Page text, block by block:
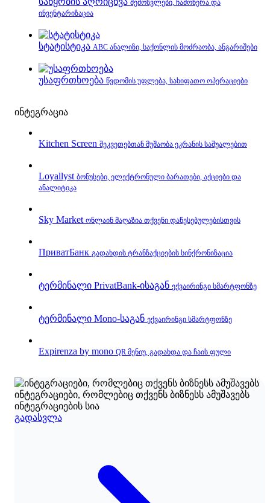
შემოსვლები, ჩამოწერა და
ინვენტარიზაცია
სტატისტიკა ABC ანალიზი, საქონლის მოძრაობა, ანგარიშები
უსაფრთხოება წვდომის უფლება, სახიფათო ოპერაციები
ინტეგრაცია
Kitchen Screen შეკვეთებთან მუშაობა ეკრანის საშუალებით
Loyallyst ბონუსები, ელექტრონული ბარათები, აქციები და
ანალიტიკა
Sky Market ონლაინ მაღაზია თქვენი დაწესებულებისთვის
ПриватБанк გადახდის ტრანზაქციების სინქრონიზაცია
ტერმინალი PrivatBank‑ისაგან ექვაირინგი სმარტფონზე
ტერმინალი Mono‑საგან ექვაირინგი სმარტფონზე
Expirenza by mono QR მენიუ, გადახდა და ჩაის ფული
ინტეგრაციები, რომლებიც თქვენს ბიზნესს ამუშავებს
ინტეგრაციების სია
გადასვლა